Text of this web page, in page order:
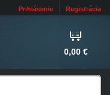
Prihlásenie Registrácia
0,00 €